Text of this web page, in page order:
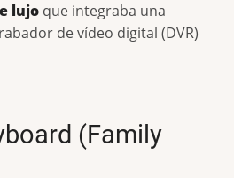
lujo que integraba una
de vídeo digital (DVR)
(Family